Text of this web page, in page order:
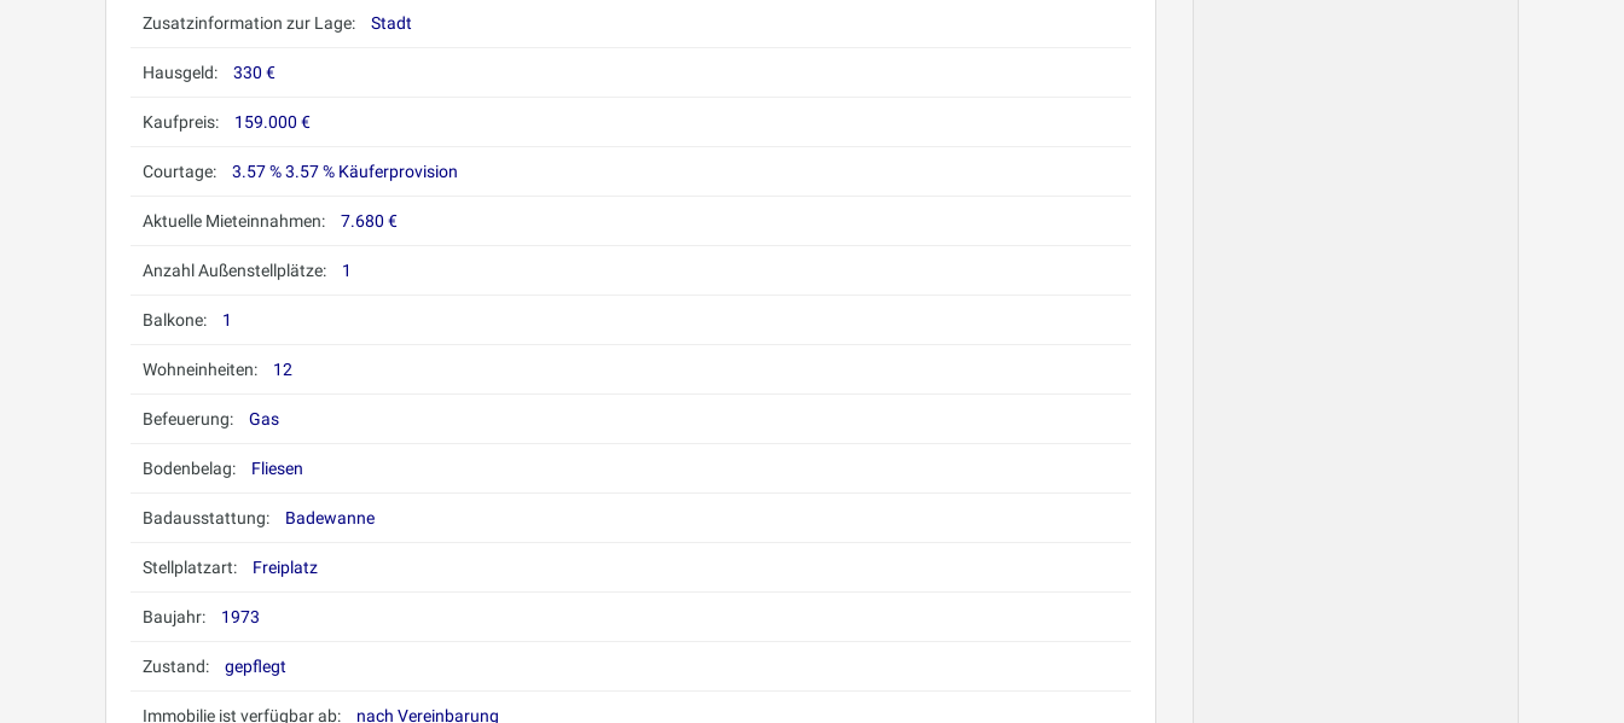
Zusatzinformation zur Lage: Stadt
Hausgeld: 330 €
Kaufpreis: 159.000 €
Courtage: 3.57 % 3.57 % Käuferprovision
Aktuelle Mieteinnahmen: 7.680 €
Anzahl Außenstellplätze: 1
Balkone: 1
Wohneinheiten: 12
Befeuerung: Gas
Bodenbelag: Fliesen
Badausstattung: Badewanne
Stellplatzart: Freiplatz
Baujahr: 1973
Zustand: gepflegt
Immobilie ist verfügbar ab: nach Vereinbarung